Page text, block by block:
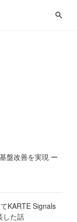
盤改善を実現 ー
KARTE Signals
した話